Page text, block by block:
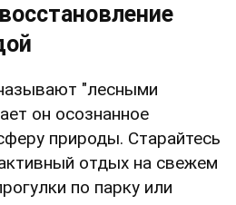
"лесными
он осознанное
природы. Старайтесь
отдых на свежем
по парку или